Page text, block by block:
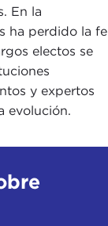
En la
ha perdido la fe
electos se
y expertos
evolución.